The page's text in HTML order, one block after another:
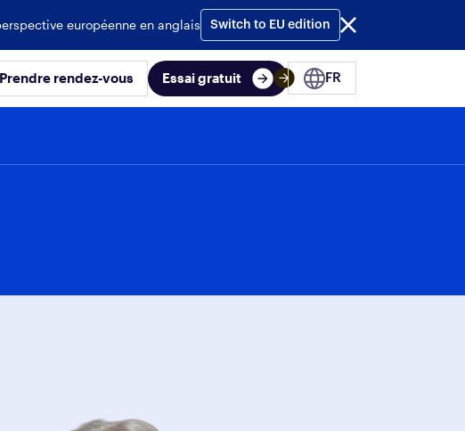
européenne en anglais Switch to EU edition
Prendre rendez-vous Essai gratuit FR